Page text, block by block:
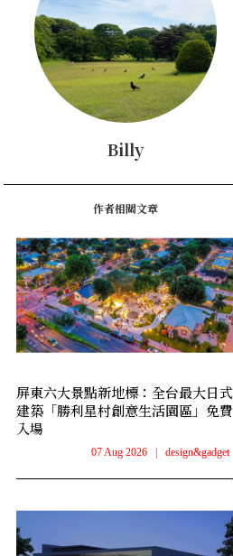
Billy
作者相關文章
屏東六大景點新地標：全台最大日式
建築「勝利星村創意生活園區」免費
入場
07 Aug 2026 | design&gadget